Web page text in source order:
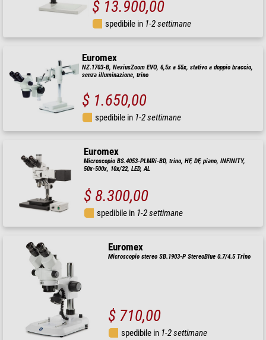
$ 13.900,00
spedibile in 1-2 settimane
Euromex
NZ.1703-B, NexiusZoom EVO, 6,5x a 55x, stativo a doppio braccio,
senza illuminazione, trino
$ 1.650,00
spedibile in 1-2 settimane
Euromex
Microscopio BS.4053-PLMRi-BD, trino, HF, DF, piano, INFINITY,
50x-500x, 10x/22, LED, AL
$ 8.300,00
spedibile in 1-2 settimane
Euromex
Microscopio stereo SB.1903-P StereoBlue 0.7/4.5 Trino
$ 710,00
spedibile in 1-2 settimane